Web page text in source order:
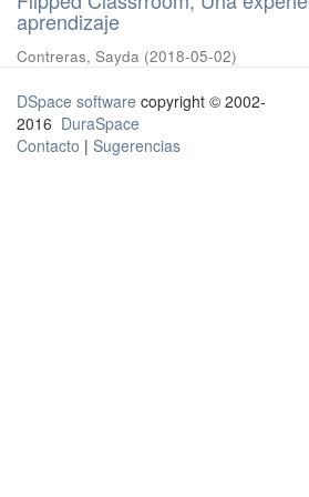
aprendizaje
Contreras, Sayda (2018-05-02)
DSpace software copyright © 2002-
2016 DuraSpace
Contacto | Sugerencias